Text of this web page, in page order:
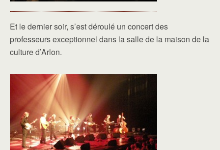
Et le dernier soir, s’est déroulé un concert des
professeurs exceptionnel dans la salle de la maison de la
culture d’Arlon.